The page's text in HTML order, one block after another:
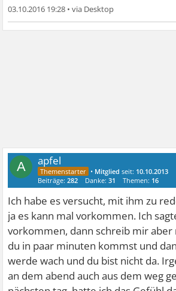
03.10.2016 19:28 •
A apfel
• Mitglied seit: 10.10.2013
Beiträge:282 Danke:31 Themen: 16
Ich habe es versucht, mit ihm zu
ja es kann mal vorkommen. Ich
vorkommen, dann schreib mir aber
du in paar minuten kommst und
werde wach und du bist nicht da.
an dem abend auch aus dem weg